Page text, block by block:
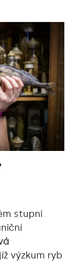
stupni
výzkum ryb